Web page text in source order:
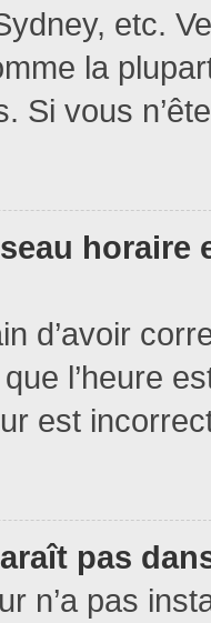
etc.
la
Si vous
horaire
d’avoir
que l’heure
est
pas
n’a pas